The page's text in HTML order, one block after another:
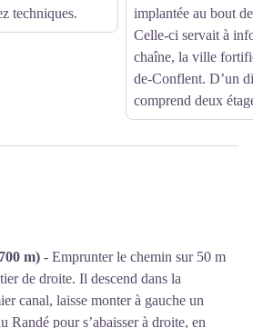
techniques.
implantée au bout
Celle-ci servait à
chaîne, la ville
de-Conflent. D’un
comprend deux
m) - Emprunter le chemin sur 50 m
de droite. Il descend dans la
canal, laisse monter à gauche un
Randé pour s’abaisser à droite, en